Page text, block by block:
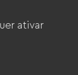
ativar